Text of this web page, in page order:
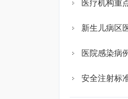
医疗机构重
新生儿病区
医院感染病
安全注射标